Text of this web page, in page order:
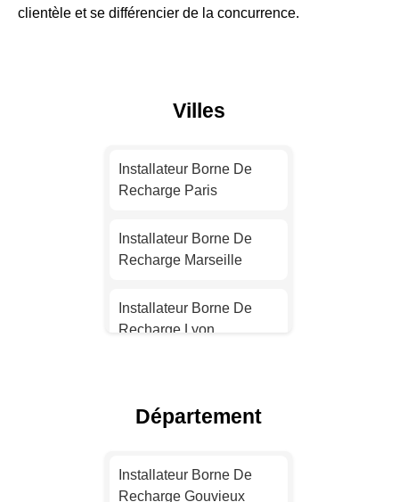
clientèle et se différencier de la concurrence.
Villes
Installateur Borne De
Recharge Paris
Installateur Borne De
Recharge Marseille
Installateur Borne De
Recharge Lyon
Recharge Nice
Département
Installateur Borne De
Recharge Gouvieux